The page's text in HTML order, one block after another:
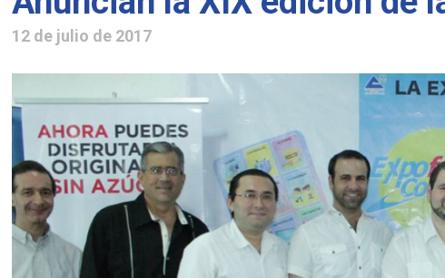
12 de julio de 2017